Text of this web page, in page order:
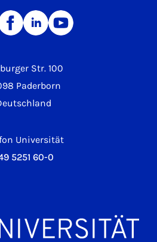
Str. 100
Paderborn
Universität
5251 60-0